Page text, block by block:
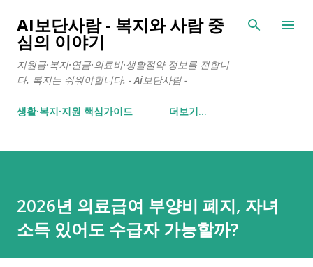
기본 콘텐츠로 건너뛰기
AI보단사람 - 복지와 사람 중
심의 이야기
지원금·복지·연금·의료비·생활절약 정보를 전합니
다. 복지는 쉬워야합니다. - Ai보단사람 -
생활∙복지∙지원 핵심가이드 더보기…
2026년 의료급여 부양비 폐지, 자녀
소득 있어도 수급자 가능할까?